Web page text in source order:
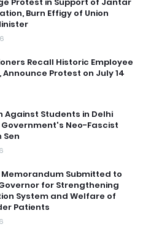
Burn Effigy of Union
Recall Historic Employee
Protest on July 14
Against Students in Delhi
Government's Neo-Fascist
Sen
Submitted to
for Strengthening
System and Welfare of
Patients